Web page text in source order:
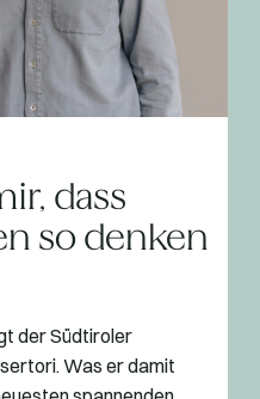
dass
so denken
der Südtiroler
Was er damit